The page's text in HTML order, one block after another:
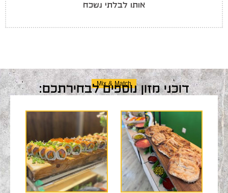
אותו לבלתי נשכח
Mix & Match
דוכני מזון נוספים לבחירתכם: